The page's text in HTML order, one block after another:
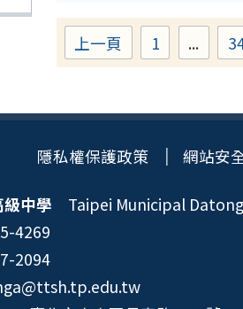
上一頁 Page
1 ...
隱私權保護政策 網站安
中學 Taipei Municipal
4269
2094